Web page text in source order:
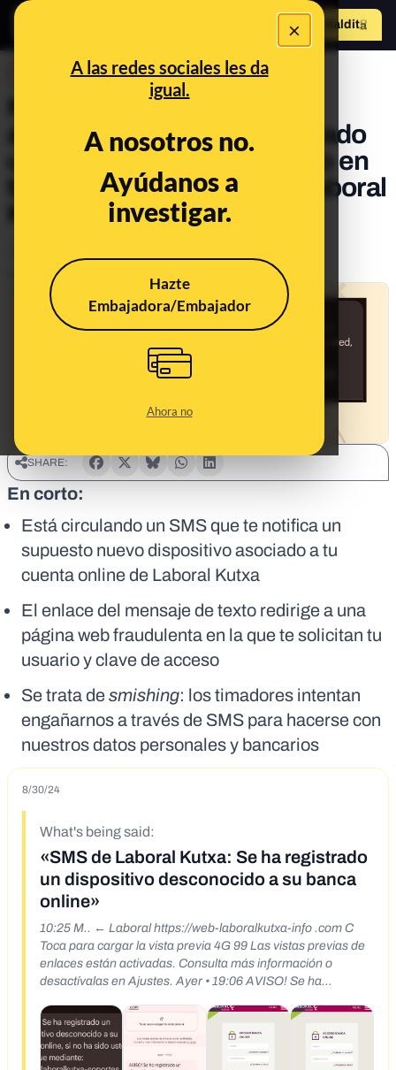
×
A las redes sociales les da
igual.
A nosotros no.
Ayúdanos a
investigar.
Hazte
Embajadora/Embajador
Ahora no
Hazte Maldito
No, este SMS en el que te
avisan de que se ha registrado
un dispositivo desconocido en
tu banca online no es de Laboral
Kutxa: es ‘smishing’
Publicado el
SHARE:
En corto:
Está circulando un SMS que te notifica un
supuesto nuevo dispositivo asociado a tu
cuenta online de Laboral Kutxa
El enlace del mensaje de texto redirige a una
página web fraudulenta en la que te solicitan tu
usuario y clave de acceso
Se trata desmishing: los timadores intentan
engañarnos a través de SMS para hacerse con
nuestros datos personales y bancarios
8/30/24
What's being said:
«SMS de Laboral Kutxa: Se ha registrado
un dispositivo desconocido a su banca
online»
10:25 M.. ← Laboral https://web-laboralkutxa-info .com C
Toca para cargar la vista previa 4G 99 Las vistas previas de
enlaces están activadas. Consulta más información o
desactívalas en Ajustes. Ayer • 19:06 AVISO! Se ha
no ha sido usted, verifique mediante: https://laboralkutxa-
soportes .com/es/ 19:06 C Toca para cargar la vista previa
No puedes responder a este código corto. Más información